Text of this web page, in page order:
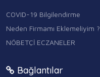
COVID-19 Bilgilendirme
Neden Firmamı Eklemeliyim ?
NÖBETÇİ ECZANELER
Bağlantılar